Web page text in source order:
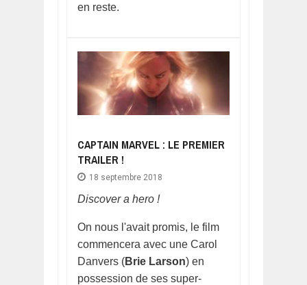
en reste.
CAPTAIN MARVEL : LE PREMIER
TRAILER !
18 septembre 2018
Discover a hero !
On nous l'avait promis, le film
commencera avec une Carol
Danvers (Brie Larson) en
possession de ses super-